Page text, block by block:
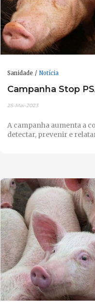
Sanidade Notícia
Campanha Stop
25-Mai-2023
A campanha aumenta a
detectar, prevenir e